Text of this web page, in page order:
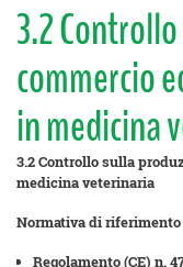
3.2
commercio
in medicina
3.2 Controllo sulla
medicina veterinaria
Normativa di riferimento
Regolamento (CE) n.